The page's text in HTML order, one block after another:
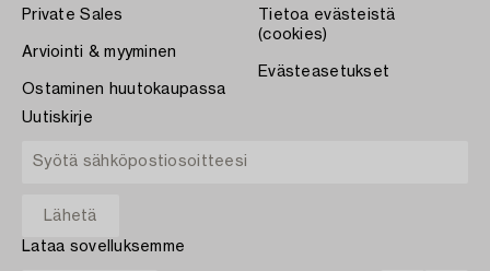
Private Sales
Arviointi & myyminen
Ostaminen huutokaupassa
Tietoa evästeistä
(cookies)
Evästeasetukset
Uutiskirje
Lataa sovelluksemme